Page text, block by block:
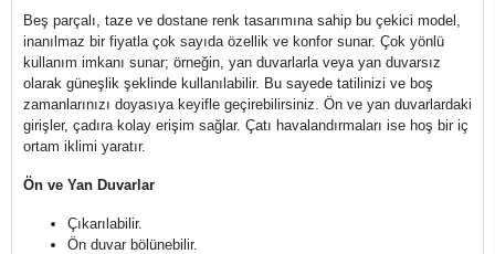
Beş parçalı, taze ve dostane renk tasarımına sahip bu çekici model,
inanılmaz bir fiyatla çok sayıda özellik ve konfor sunar. Çok yönlü
kullanım imkanı sunar; örneğin, yan duvarlarla veya yan duvarsız
olarak güneşlik şeklinde kullanılabilir. Bu sayede tatilinizi ve boş
zamanlarınızı doyasıya keyifle geçirebilirsiniz. Ön ve yan duvarlardaki
girişler, çadıra kolay erişim sağlar. Çatı havalandırmaları ise hoş bir iç
ortam iklimi yaratır.
Ön ve Yan Duvarlar
Çıkarılabilir.
Ön duvar bölünebilir.